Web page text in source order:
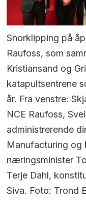
Snorklipping på
Raufoss, som
Kristiansand og
katapultsentrene
år. Fra venstre:
NCE Raufoss,
administrerende
Manufacturing og
næringsminister
Terje Dahl,
Siva. Foto: Trond